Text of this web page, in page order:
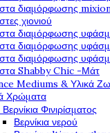
διαμόρφωσης
χιονιού
διαμόρφωσης
διαμόρφωσης
διαμόρφωσης
Shabby Chic -Μάτ
Mediums & Υλικά
Χρώματα
Βερνίκια Φινιρίσματος
Βερνίκια νερού